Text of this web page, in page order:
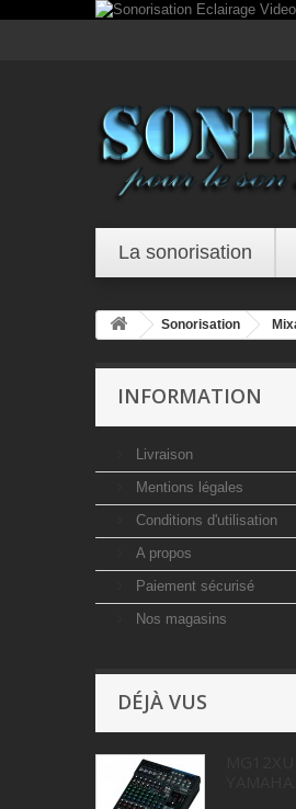
La sonorisation
Sonorisation
INFORMATION
Livraison
Mentions légales
Conditions d'utilisation
A propos
Paiement sécurisé
Nos magasins
DÉJÀ VUS